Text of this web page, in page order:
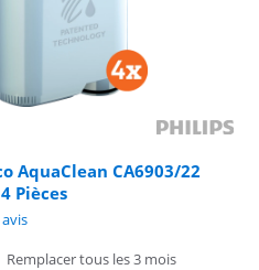
AquaClean CA6903/22
Pièces
sur 10, basée sur 4 avis.
Remplacer tous les 3 mois
sur 10, basée sur 67 avis.
sur 10, basée sur 6 avis.